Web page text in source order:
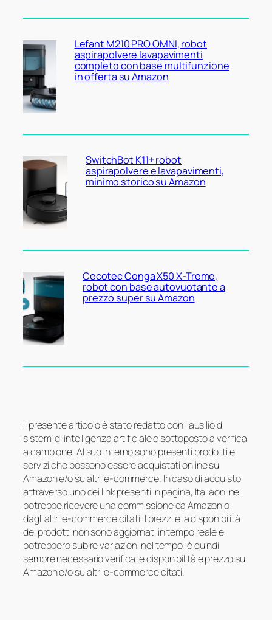
Lefant M210 PRO OMNI, robot
aspirapolvere lavapavimenti
completo con base multifunzione
in offerta su Amazon
SwitchBot K11+ robot
aspirapolvere e lavapavimenti,
minimo storico su Amazon
Cecotec Conga X50 X-Treme,
robot con base autovuotante a
prezzo super su Amazon
Il presente articolo è stato redatto con l’ausilio di
sistemi di intelligenza artificiale e sottoposto a verifica
a campione. Al suo interno sono presenti prodotti e
servizi che possono essere acquistati online su
Amazon e/o su altri e-commerce. In caso di acquisto
attraverso uno dei link presenti in pagina, Italiaonline
potrebbe ricevere una commissione da Amazon o
dagli altri e-commerce citati. I prezzi e la disponibilità
dei prodotti non sono aggiornati in tempo reale e
potrebbero subire variazioni nel tempo: è quindi
sempre necessario verificate disponibilità e prezzo su
Amazon e/o su altri e-commerce citati.